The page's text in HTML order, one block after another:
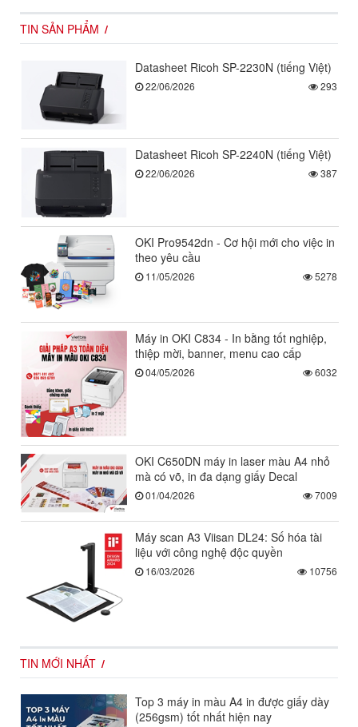
TIN SẢN PHẨM
Datasheet Ricoh SP-2230N (tiếng Việt)
22/06/2026 293
Datasheet Ricoh SP-2240N (tiếng Việt)
22/06/2026 387
OKI Pro9542dn - Cơ hội mới cho việc in
theo yêu cầu
11/05/2026 5278
Máy in OKI C834 - In bằng tốt nghiệp,
thiệp mời, banner, menu cao cấp
04/05/2026 6032
OKI C650DN máy in laser màu A4 nhỏ
mà có võ, in đa dạng giấy Decal
01/04/2026 7009
Máy scan A3 Viisan DL24: Số hóa tài
liệu với công nghệ độc quyền
16/03/2026 10756
TIN MỚI NHẤT
Top 3 máy in màu A4 in được giấy dày
(256gsm) tốt nhất hiện nay